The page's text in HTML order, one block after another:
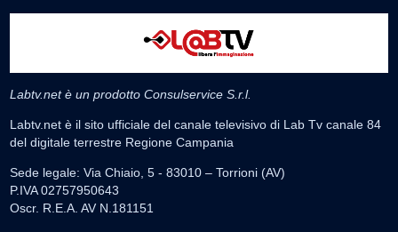
Labtv.net è un prodotto Consulservice S.r.l.
Labtv.net è il sito ufficiale del canale televisivo di Lab Tv canale 84
del digitale terrestre Regione Campania
Sede legale: Via Chiaio, 5 - 83010 – Torrioni (AV)
P.IVA 02757950643
Oscr. R.E.A. AV N.181151